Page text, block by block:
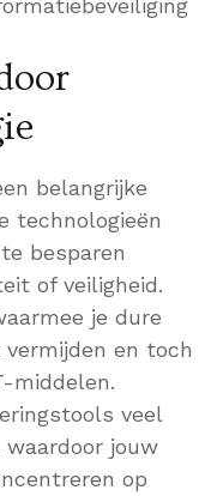
belangrijke
technologieën
besparen
of veiligheid.
je dure
en toch
middelen.
veel
jouw
op